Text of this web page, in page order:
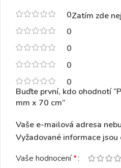
0
0
0
0
0
Zatím zde
Buďte první, kdo ohodnotí
mm x 70 cm”
Vaše e-mailová adresa
Vyžadované informace jsou
Vaše hodnocení*